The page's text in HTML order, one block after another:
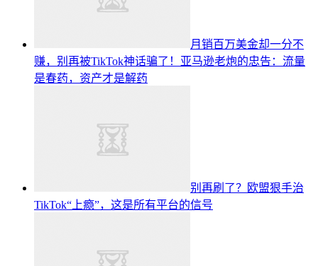
月销百万美金却一分不
赚，别再被TikTok神话骗了！亚马逊老炮的忠告：流量
是春药，资产才是解药
别再刷了？欧盟狠手治
TikTok“上瘾”，这是所有平台的信号